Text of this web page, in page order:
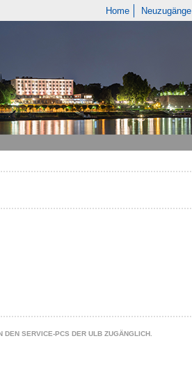
Home Neuzugänge
SERVICE-PCS DER ULB ZUGÄNGLICH.